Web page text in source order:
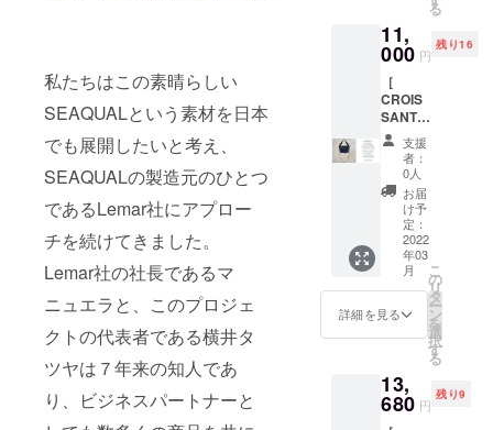
私たちはこの素晴らしい
SEAQUALという素材を日本
でも展開したいと考え、
SEAQUALの製造元のひとつ
であるLemar社にアプロー
チを続けてきました。
Lemar社の社長であるマ
ニュエラと、このプロジェ
クトの代表者である横井タ
ツヤは７年来の知人であ
り、ビジネスパートナーと
タッチ
装着。
ショル
ダー紐
は結ん
で長さ
調整可
能。
H20×W
32/20×
D14
ショル
ダー約
120cm(
装着
CLEAN
OCEAN
セージ
のプリ
ント部
分など
に規格
外生地
として
廃棄処
分予定
だった
ECO
SUEDE
用。ハ
ンドル
釦で１
タッチ
装着。
OGETH
ER FOR
A
CLEAN
OCEAN
"メッ
セージ
のプリ
ント部
分など
に規格
外生地
として
廃棄処
分予定
だった
ECO
SUEDE
ンドル
はス
ベース
生地は
PORTR
UNKS
を象徴
する海
洋プラ
スチッ
クゴミ
のリサ
イクル
生地に
リサイ
クルワ
タを詰
めた大
柄のキ
ER FOR
A
CLEAN
る
11,
000 円
残り16
［
CROIS
SANT
］
c#/navy
（ネイ
ビー）
クロ
ワッサ
ンのよ
うなミ
ニトー
ト＆
ショル
ダー
2way
グ。
ベース
生地は
支援
者：
0人
お届
け予
定：
2022
年03
月
詳細を見る
こ
の
リ
タ
ー
ン
を
選
択
す
る
13,
680 円
残り9